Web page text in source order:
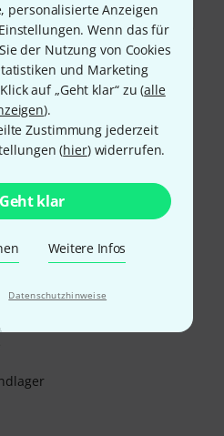
personalisierte Anzeigen
Wenn das für
der Nutzung von Cookies
und Marketing
auf „Geht klar“ zu (alle
).
Zustimmung jederzeit
(hier) widerrufen.
Geht klar
Weitere Infos
Datenschutzhinweise
sicher per Nachnahme,
Klarna Sofort bezahlen